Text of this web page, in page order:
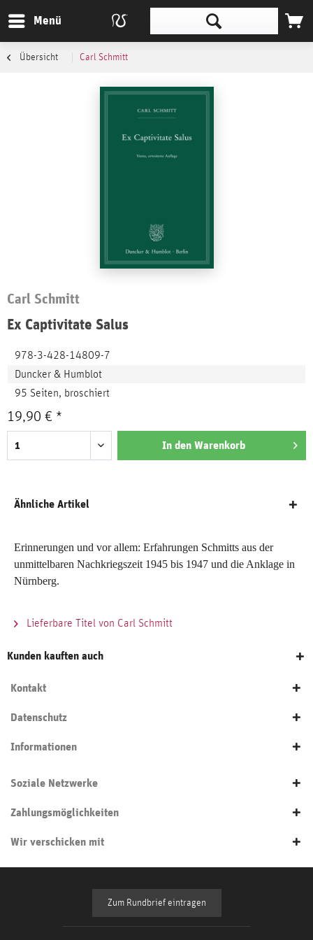
Menü
Übersicht Carl Schmitt
Carl Schmitt
Ex Captivitate Salus
978-3-428-14809-7
Duncker & Humblot
95 Seiten, broschiert
19,90 € *
In den Warenkorb
Ähnliche Artikel
Erinnerungen und vor allem: Erfahrungen Schmitts aus der
unmittelbaren Nachkriegszeit 1945 bis 1947 und die Anklage in
Nürnberg.
Lieferbare Titel von Carl Schmitt
Kunden kauften auch
Kontakt
Datenschutz
Informationen
Soziale Netzwerke
Zahlungsmöglichkeiten
Wir verschicken mit
Zum Rundbrief eintragen